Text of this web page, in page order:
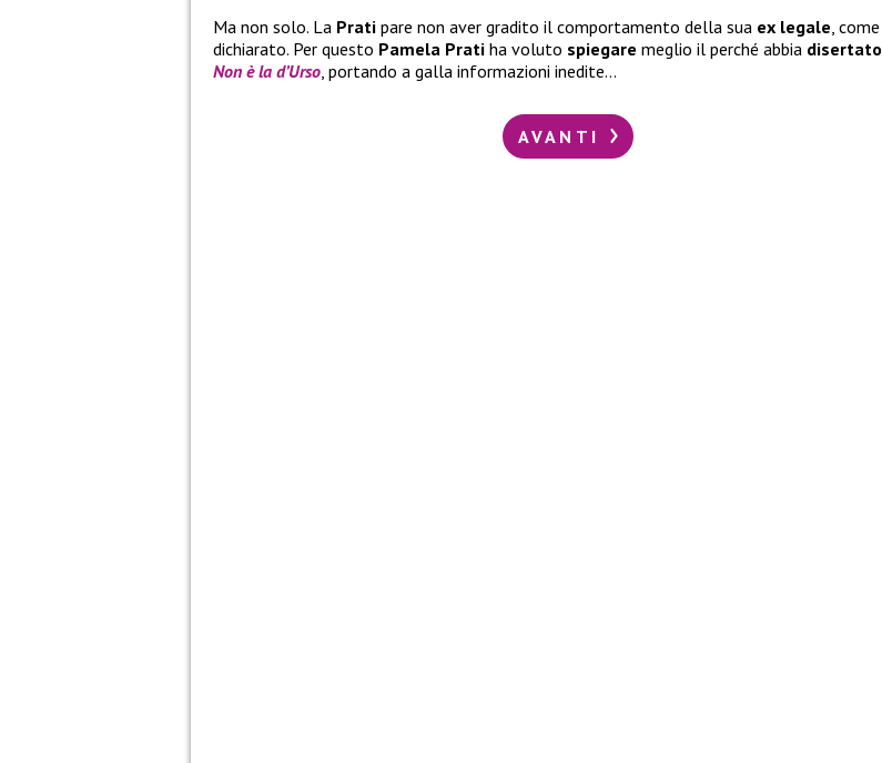
Ma non solo. La Prati pare non aver gradito il comportamento della sua ex legale, come
dichiarato. Per questo Pamela Prati ha voluto spiegare meglio il perché abbia disertato
Non è la d’Urso, portando a galla informazioni inedite…
AVANTI